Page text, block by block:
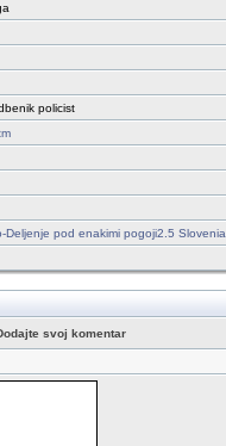
policist
Deljenje pod enakimi pogoji2.5 Slovenia
svoj komentar